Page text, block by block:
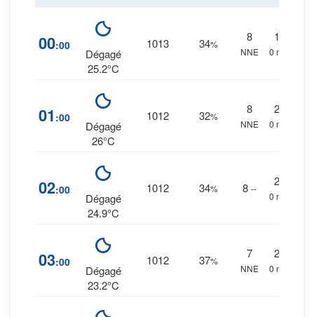
00:00
Dégagé
25.2°C
1013 34%
8
NNE
1
0 mm.
01 :00
Dégagé
26°C
1012 32%
8
NNE
2
0 mm.
02:00
Dégagé
24.9°C
1012 34% 8 --
2
0 mm.
03:00
Dégagé
23.2°C
1012 37%
7
NNE
2
0 mm.